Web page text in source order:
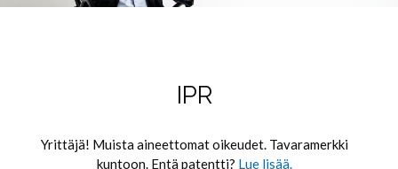
IPR
Yrittäjä! Muista aineettomat oikeudet. Tavaramerkki
kuntoon. Entä patentti? Lue lisää.